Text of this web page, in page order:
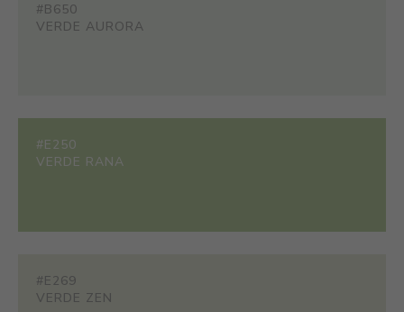
#B650
VERDE AURORA
#E250
VERDE RANA
#E269
VERDE ZEN